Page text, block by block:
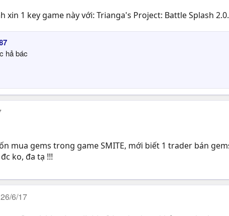
xin 1 key game này với: Trianga's Project: Battle Splash
hả bác
mua gems trong game SMITE, mới biết 1 trader bán
ko, đa tạ !!!
26/6/17